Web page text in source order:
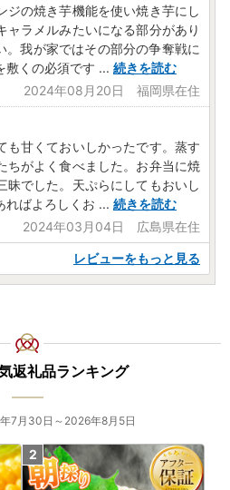
ジの焼き芋機能を使い焼き芋にし
ャラメルみたいになる部分があり
我が家ではその部分の争奪戦に
敷くの必須です ... 続きを読む
2024年08月20日 福岡県在住
も甘くておいしかったです。蒸す
ちがよく食べました。お弁当に焼
昧でした。天ぷらにしてもおいし
ればよろしくお ... 続きを読む
2024年03月04日 広島県在住
レビューをもっと見る
返礼品ランキング
7月30日～2026年8月5日